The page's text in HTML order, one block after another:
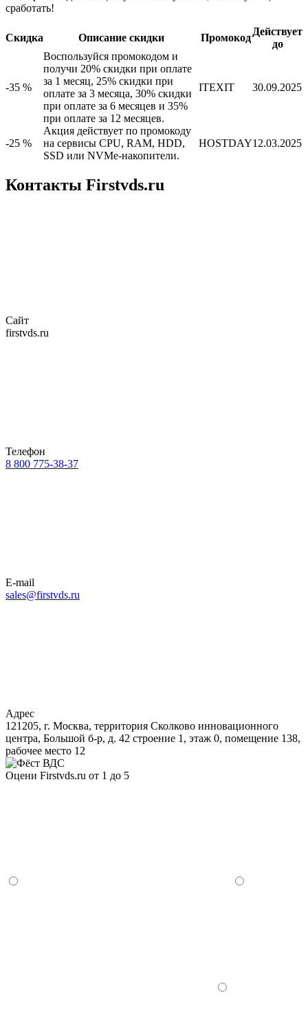
сработать!
Скидка Описание скидки Промокод
Действует
до
-35 %
Воспользуйся промокодом и
получи 20% скидки при оплате
за 1 месяц, 25% скидки при
оплате за 3 месяца, 30% скидки
при оплате за 6 месяцев и 35%
при оплате за 12 месяцев.
ITEXIT 30.09.2025
-25 %
Акция действует по промокоду
на сервисы CPU, RAM, HDD,
SSD или NVMe-накопители.
HOSTDAY12.03.2025
Контакты Firstvds.ru
Сайт
firstvds.ru
Телефон
8 800 775-38-37
E-mail
sales@firstvds.ru
Адрес
121205, г. Москва, территория Сколково инновационного
центра, Большой б-р, д. 42 строение 1, этаж 0, помещение 138,
рабочее место 12
Оцени Firstvds.ru от 1 до 5